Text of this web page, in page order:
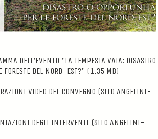
DELL'EVENTO "LA TEMPESTA VAIA: DISASTRO
FORESTE DEL NORD-EST?" (1.35 MB)
VIDEO DEL CONVEGNO (SITO ANGELINI-
DEGLI INTERVENTI (SITO ANGELINI-